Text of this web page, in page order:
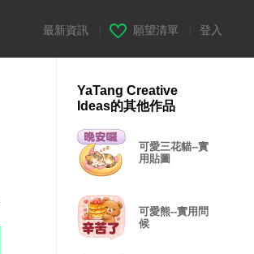
最新資訊 願望清單 登入
YaTang Creative
Ideas的其他作品
可愛三花貓--實
用貼圖
可愛熊--實用問
候